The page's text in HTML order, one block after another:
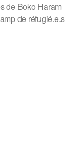
de Boko Haram
de réfugié.e.s